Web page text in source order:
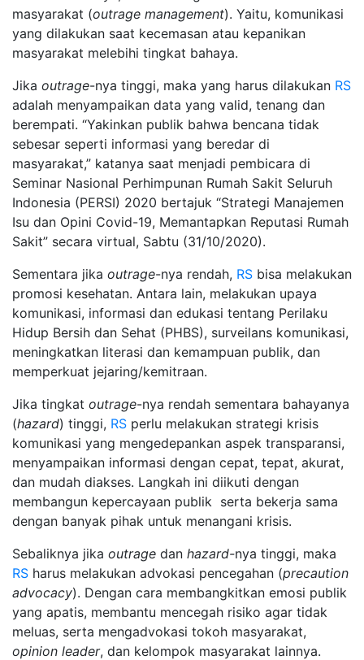
masyarakat (outrage management). Yaitu, komunikasi
yang dilakukan saat kecemasan atau kepanikan
masyarakat melebihi tingkat bahaya.
Jika outrage-nya tinggi, maka yang harus dilakukan RS
adalah menyampaikan data yang valid, tenang dan
berempati. “Yakinkan publik bahwa bencana tidak
sebesar seperti informasi yang beredar di
masyarakat,” katanya saat menjadi pembicara di
Seminar Nasional Perhimpunan Rumah Sakit Seluruh
Indonesia (PERSI) 2020 bertajuk “Strategi Manajemen
Isu dan Opini Covid-19, Memantapkan Reputasi Rumah
Sakit” secara virtual, Sabtu (31/10/2020).
Sementara jika outrage-nya rendah, RS bisa melakukan
promosi kesehatan. Antara lain, melakukan upaya
komunikasi, informasi dan edukasi tentang Perilaku
Hidup Bersih dan Sehat (PHBS), surveilans komunikasi,
meningkatkan literasi dan kemampuan publik, dan
memperkuat jejaring/kemitraan.
Jika tingkat outrage-nya rendah sementara bahayanya
(hazard) tinggi, RS perlu melakukan strategi krisis
komunikasi yang mengedepankan aspek transparansi,
menyampaikan informasi dengan cepat, tepat, akurat,
dan mudah diakses. Langkah ini diikuti dengan
membangun kepercayaan publik serta bekerja sama
dengan banyak pihak untuk menangani krisis.
Sebaliknya jika outrage dan hazard-nya tinggi, maka
RS harus melakukan advokasi pencegahan (precaution
advocacy). Dengan cara membangkitkan emosi publik
yang apatis, membantu mencegah risiko agar tidak
meluas, serta mengadvokasi tokoh masyarakat,
opinion leader, dan kelompok masyarakat lainnya.